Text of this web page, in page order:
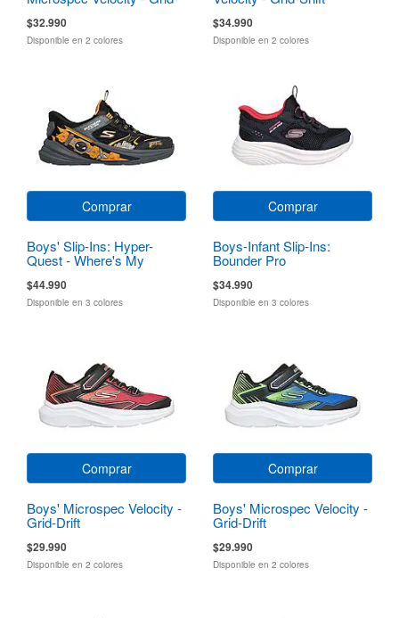
$32.990
Disponible en 2 colores
$34.990
Disponible en 2 colores
Comprar
Boys' Slip-Ins: Hyper-
Quest - Where's My
$44.990
Disponible en 3 colores
Comprar
Boys-Infant Slip-Ins:
Bounder Pro
$34.990
Disponible en 3 colores
Comprar
Boys' Microspec Velocity -
Grid-Drift
$29.990
Disponible en 2 colores
Comprar
Boys' Microspec Velocity -
Grid-Drift
$29.990
Disponible en 2 colores